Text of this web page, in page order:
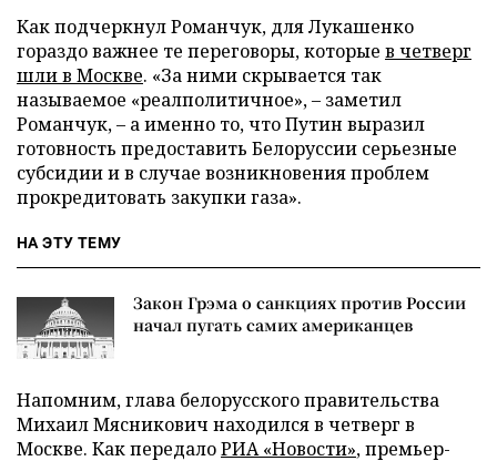
Как подчеркнул Романчук, для Лукашенко
гораздо важнее те переговоры, которые в четверг
шлив Москве. «За ними скрывается так
называемое «реалполитичное», – заметил
Романчук, – а именно то, что Путин выразил
готовность предоставить Белоруссии серьезные
субсидии и в случае возникновения проблем
прокредитовать закупки газа».
НА ЭТУ ТЕМУ
Закон Грэма о санкциях против России
начал пугать самих американцев
Напомним, глава белорусского правительства
Михаил Мясникович находился в четверг в
Москве. Как передалоРИА «Новости», премьер-